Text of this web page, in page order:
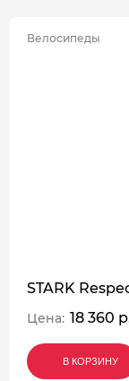
Велосипеды
STARK
Цена: 18 360
В КОРЗИНУ
В КОРЗИНУ
В КОРЗИНУ